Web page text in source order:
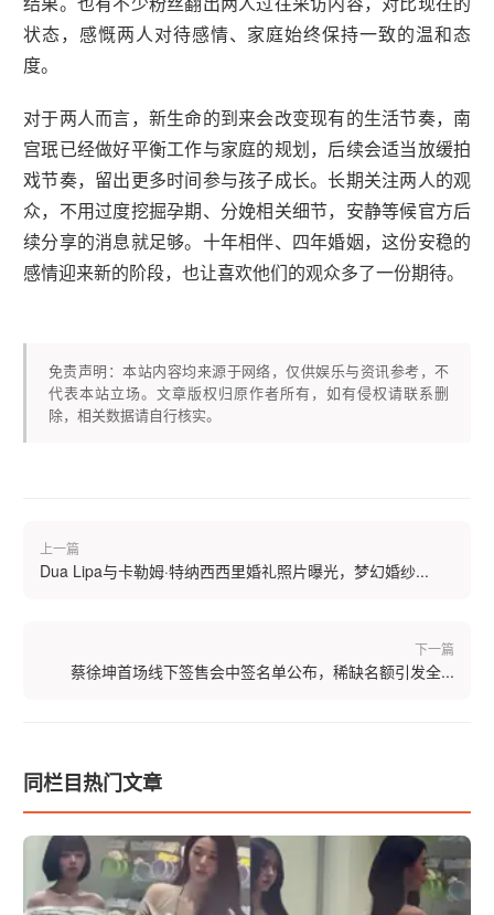
状态，感慨两人对待感情、家庭始终保持一致的温和态
度。
对于两人而言，新生命的到来会改变现有的生活节奏，南
宫珉已经做好平衡工作与家庭的规划，后续会适当放缓拍
戏节奏，留出更多时间参与孩子成长。长期关注两人的观
众，不用过度挖掘孕期、分娩相关细节，安静等候官方后
续分享的消息就足够。十年相伴、四年婚姻，这份安稳的
感情迎来新的阶段，也让喜欢他们的观众多了一份期待。
免责声明：本站内容均来源于网络，仅供娱乐与资讯参考，不
代表本站立场。文章版权归原作者所有，如有侵权请联系删
除，相关数据请自行核实。
上一篇
Dua Lipa与卡勒姆·特纳西西里婚礼照片曝光，梦幻婚纱...
下一篇
蔡徐坤首场线下签售会中签名单公布，稀缺名额引发全...
同栏目热门文章